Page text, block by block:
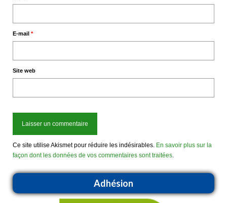
E-mail *
Site web
Ce site utilise Akismet pour réduire les indésirables. En savoir plus sur la
façon dont les données de vos commentaires sont traitées
Adhésion